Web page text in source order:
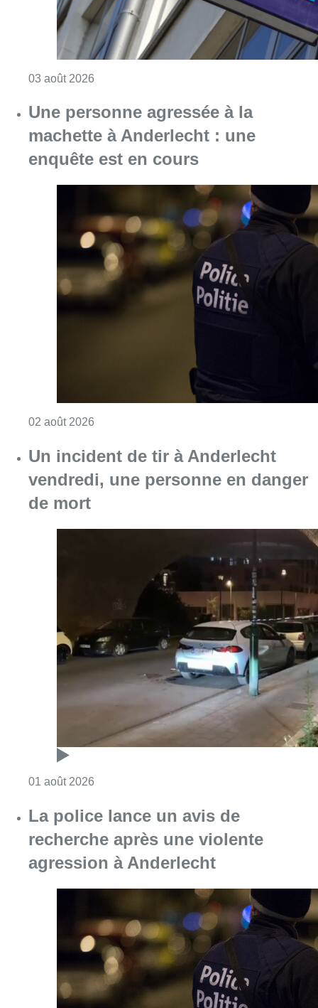
02 août 2026Consulter l'article "Une personne agressée
Un incident de tir à Anderlecht
vendredi, une personne en danger
de mort
Consulter l'article "Un incident de tir à
La police lance un avis de
recherche après une violente
agression à Anderlecht
31 juillet 2026Consulter l'article "La police lance un avis
Partager l'article
Facebook
Twitter WhatsApp
Share